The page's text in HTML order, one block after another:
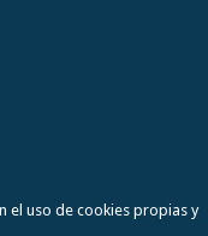
el uso de cookies propias y